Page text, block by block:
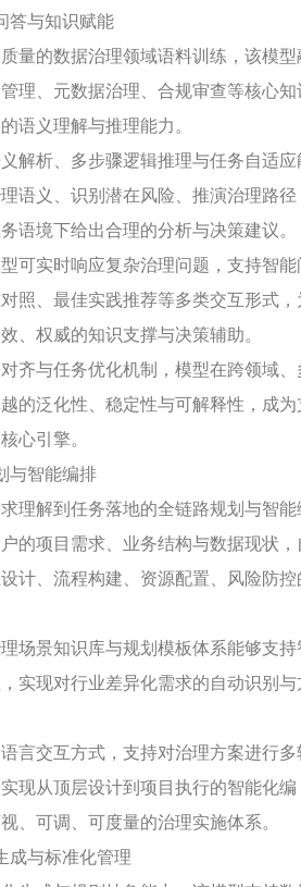
答与知识赋能
量的数据治理领域语料训练，该模型
理、元数据治理、合规审查等核心知
语义理解与推理能力。
解析、多步骤逻辑推理与任务自适应
语义、识别潜在风险、推演治理路径
语境下给出合理的分析与决策建议。
可实时响应复杂治理问题，支持智能
照、最佳实践推荐等多类交互形式，
、权威的知识支撑与决策辅助。
齐与任务优化机制，模型在跨领域、
的泛化性、稳定性与可解释性，成为
心引擎。
与智能编排
理解到任务落地的全链路规划与智能
的项目需求、业务结构与数据现状，
计、流程构建、资源配置、风险防控
场景知识库与规划模板体系能够支持
实现对行业差异化需求的自动识别与
言交互方式，支持对治理方案进行多
现从顶层设计到项目执行的智能化编
、可调、可度量的治理实施体系。
成与标准化管理